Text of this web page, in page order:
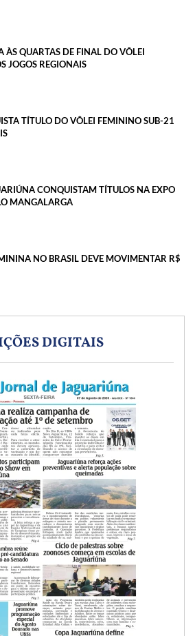
ÀS QUARTAS DE FINAL DO VÔLEI
JOGOS REGIONAIS
TÍTULO DO VÔLEI FEMININO SUB-21
CONQUISTAM TÍTULOS NA EXPO
MANGALARGA
NO BRASIL DEVE MOVIMENTAR R$
DIGITAIS